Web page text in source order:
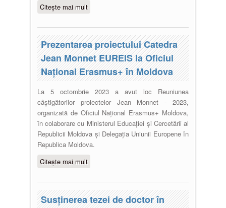
Citește mai multdespre Masă rotundă „Proiectul
Republicii Moldova: abordări
științifico-aplicative”
Prezentarea proiectului Catedra
Jean Monnet EUREIS la Oficiul
Național Erasmus+ în Moldova
La 5 octombrie 2023 a avut loc Reuniunea
câștigătorilor proiectelor Jean Monnet - 2023,
organizată de Oficiul Național Erasmus+ Moldova,
în colaborare cu Ministerul Educației și Cercetării al
Republicii Moldova și Delegația Uniunii Europene în
Republica Moldova.
Citește mai multdespre Prezentarea proiectului
Oficiul Național Erasmus+ în
Moldova
Susţinerea tezei de doctor în